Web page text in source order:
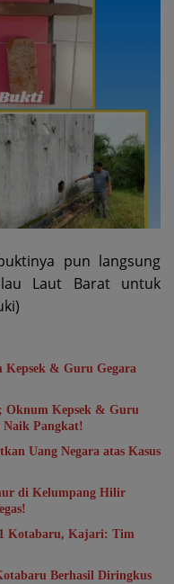
pun langsung
Laut Barat untuk
Kepsek & Guru Gegara
Oknum Kepsek & Guru
Naik Pangkat!
Uang Negara atas Kasus
di Kelumpang Hilir
Kotabaru, Kajari: Tim
Berhasil Diringkus